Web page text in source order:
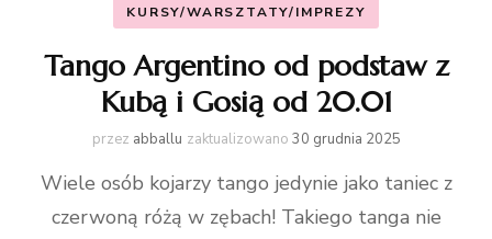
KURSY/WARSZTATY/IMPREZY
Tango Argentino od podstaw z
Kubą i Gosią od 20.01
przez abballu zaktualizowano 30 grudnia 2025
Wiele osób kojarzy tango jedynie jako taniec z
czerwoną różą w zębach! Takiego tanga nie